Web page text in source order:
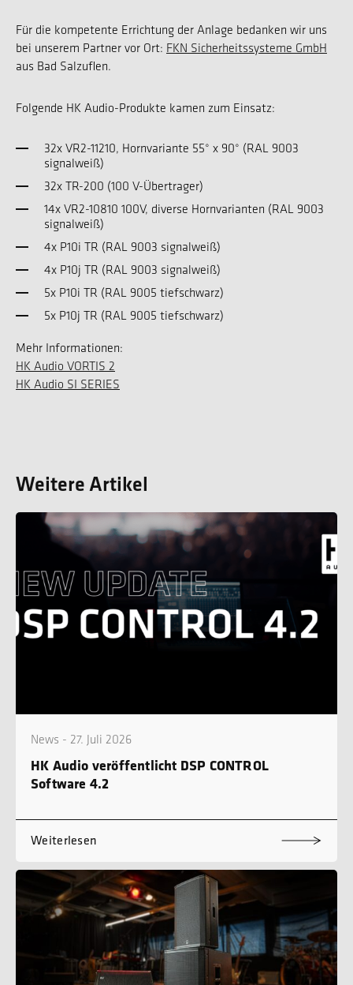
Für die kompetente Errichtung der Anlage bedanken wir uns
bei unserem Partner vor Ort: FKN Sicherheitssysteme GmbH
aus Bad Salzuflen.
Folgende HK Audio-Produkte kamen zum Einsatz:
32x VR2-11210, Hornvariante 55° x 90° (RAL 9003
signalweiß)
32x TR-200 (100 V-Übertrager)
14x VR2-10810 100V, diverse Hornvarianten (RAL 9003
signalweiß)
4x P10i TR (RAL 9003 signalweiß)
4x P10j TR (RAL 9003 signalweiß)
5x P10i TR (RAL 9005 tiefschwarz)
5x P10j TR (RAL 9005 tiefschwarz)
Mehr Informationen:
HK Audio VORTIS 2
HK Audio SI SERIES
Weitere Artikel
News - 27. Juli 2026
HK Audio veröffentlicht DSP CONTROL
Software 4.2
Weiterlesen